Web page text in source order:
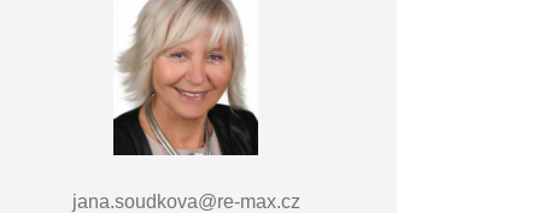
jana.soudkova@re-max.cz